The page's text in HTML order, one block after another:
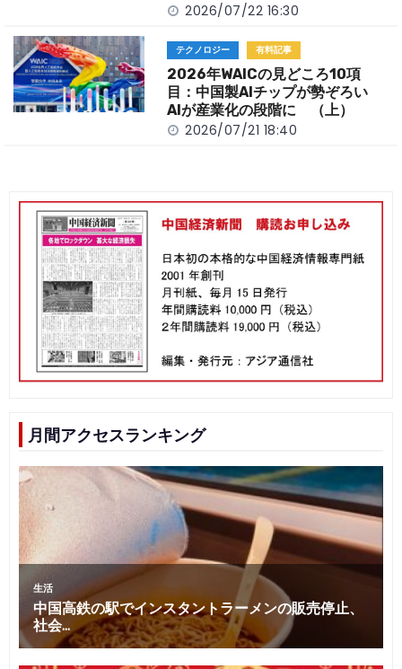
2026/07/22 16:30
テクノロジー 有料記事
2026年WAICの見どころ10項
目：中国製AIチップが勢ぞろい
AIが産業化の段階に （上）
2026/07/21 18:40
月間アクセスランキング